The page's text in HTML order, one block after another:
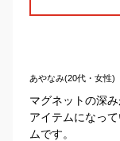
あやなみ(20代・女性)
マグネットの深
アイテムになっ
ムです。